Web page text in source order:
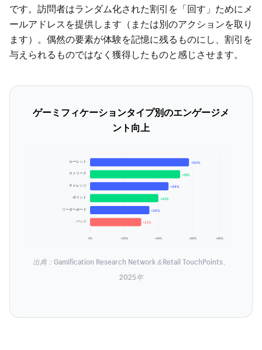
です。訪問者はランダム化された割引を「回す」ためにメ
ールアドレスを提供します（または別のアクションを取り
ます）。偶然の要素が体験を記憶に残るものにし、割引を
与えられるものではなく獲得したものと感じさせます。
ゲーミフィケーションタイプ別のエンゲージメ
ント向上
0% +20% +40% +60% +80%
ルーレット +60%
ストリーク +55%
チャレンジ +48%
ポイント +42%
リーダーボード +36%
バッジ +31%
出典：Gamification Research Network＆Retail TouchPoints、
2025年